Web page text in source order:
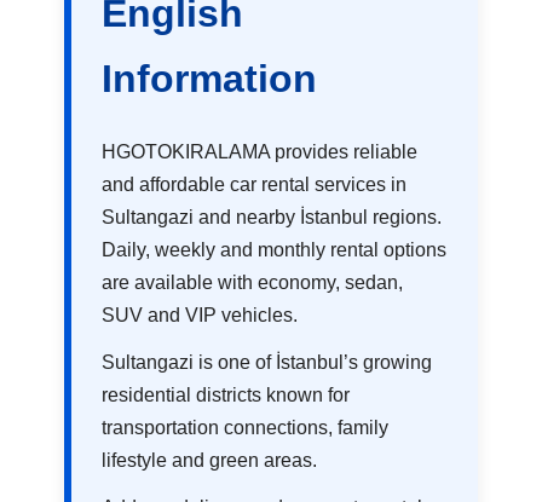
English
Information
HGOTOKIRALAMA provides reliable
and affordable car rental services in
Sultangazi and nearby İstanbul regions.
Daily, weekly and monthly rental options
are available with economy, sedan,
SUV and VIP vehicles.
Sultangazi is one of İstanbul’s growing
residential districts known for
transportation connections, family
lifestyle and green areas.